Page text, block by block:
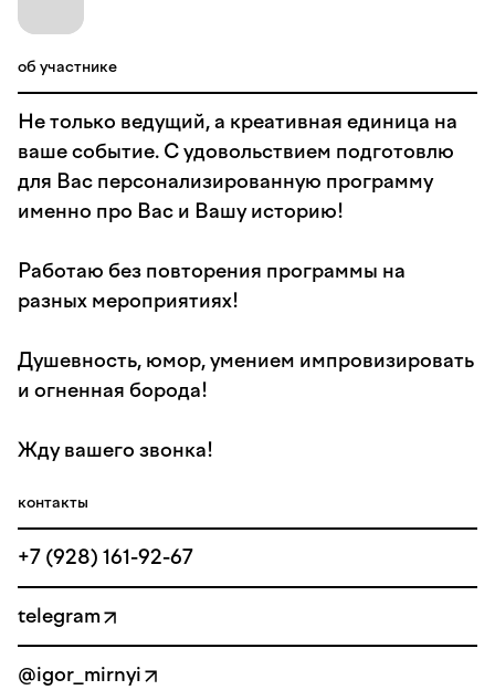
об участнике
Не только ведущий, а креативная единица на
ваше событие. С удовольствием подготовлю
для Вас персонализированную программу
именно про Вас и Вашу историю!
Работаю без повторения программы на
разных мероприятиях!
Душевность, юмор, умением импровизировать
и огненная борода!
Жду вашего звонка!
контакты
+7 (928) 161-92-67
telegram
@igor_mirnyi